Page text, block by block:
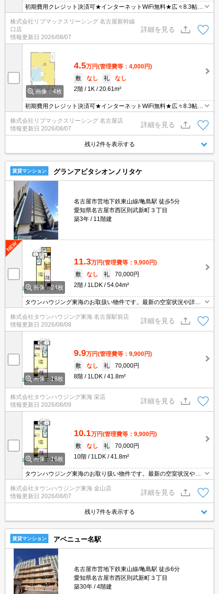
初期費用クレジット決済可★インターネットWiFi無料★広々8.3帖の
株式会社リブマックスリーシング 名古屋新幹線
口店
情報更新日 2026/08/07
詳細を見る
画像：4枚
4.5万円(管理費等：4,000円)
敷
なし 礼
なし
2階
1K 20.61m²
初期費用クレジット決済可★インターネットWiFi無料★広々8.3帖の
株式会社リブマックスリーシング 名古屋店
情報更新日 2026/08/07
詳細を見る
残り2件を表示する
賃貸マンション グランアビタシオンノリタケ
名古屋市営地下鉄東山線/亀島駅 徒歩5分
愛知県名古屋市西区則武新町３丁目
築3年
11階建
画像：24枚
11.3万円(管理費等：9,900円)
敷
なし 礼
70,000円
2階
1LDK 54.04m²
タウンハウジング東海のお取扱い物件です。最新の空室状況や詳細
株式会社タウンハウジング東海 名古屋駅前店
情報更新日 2026/08/08
詳細を見る
画像：18枚
9.9万円(管理費等：9,900円)
敷
なし 礼
70,000円
8階
1LDK 41.8m²
株式会社タウンハウジング東海 栄店
情報更新日 2026/08/09
詳細を見る
画像：16枚
10.1万円(管理費等：9,900円)
敷
なし 礼
70,000円
10階
1LDK 41.8m²
タウンハウジング東海のお取り扱い物件です。最新の空室状況やの
株式会社タウンハウジング東海 金山店
情報更新日 2026/08/07
詳細を見る
残り7件を表示する
賃貸マンション アベニュー名駅
名古屋市営地下鉄東山線/亀島駅 徒歩6分
愛知県名古屋市西区則武新町３丁目
築30年
4階建